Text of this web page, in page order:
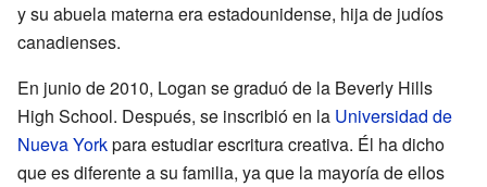
y su abuela materna era estadounidense, hija de judíos
canadienses.
En junio de 2010, Logan se graduó de la Beverly Hills
High School. Después, se inscribió en la Universidad de
Nueva Yorkpara estudiar escritura creativa. Él ha dicho
que es diferente a su familia, ya que la mayoría de ellos